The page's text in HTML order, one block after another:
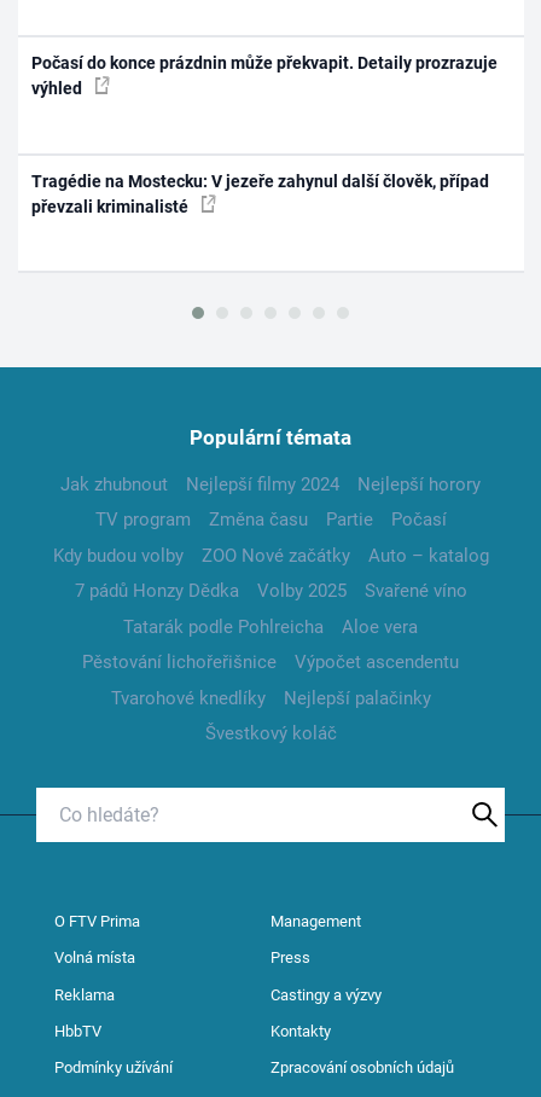
Počasí do konce prázdnin může překvapit. Detaily prozrazuje
výhled
Tragédie na Mostecku: V jezeře zahynul další člověk, případ
převzali kriminalisté
Populární témata
Jak zhubnout Nejlepší filmy 2024
Nejlepší horory
TV program
Změna času Partie
Počasí
Kdy budou volby
ZOO Nové začátky
Auto – katalog
7 pádů Honzy Dědka
Volby 2025
Svařené víno
Tatarák podle Pohlreicha
Aloe vera
Pěstování lichořeřišnice
Výpočet ascendentu
Tvarohové knedlíky
Nejlepší palačinky
Švestkový koláč
O FTV Prima Management
Volná místa Press
Reklama Castingy a výzvy
HbbTV Kontakty
Podmínky užívání Zpracování osobních údajů